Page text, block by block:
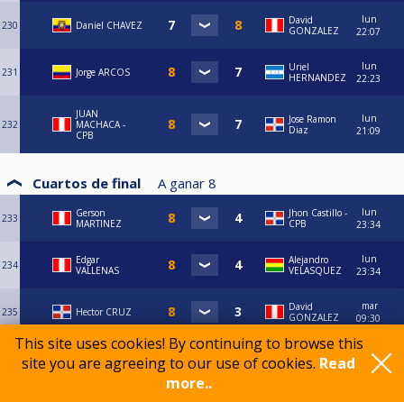
This site uses cookies! By continuing to browse this
site you are agreeing to our use of cookies. Read
more..
230 Daniel CHAVEZ
David
GONZALEZ
lun
22:07
231 Jorge ARCOS
Uriel
HERNANDEZ
lun
22:23
232
JUAN
MACHACA -
CPB
Jose Ramon
Diaz
lun
21:09
Cuartos de final A ganar 8
233
Gerson
MARTINEZ
Jhon Castillo -
CPB
lun
23:34
234
Edgar
VALLENAS
Alejandro
VELASQUEZ
lun
23:34
235 Hector CRUZ
David
GONZALEZ
mar
09:30
Jorge ARCOS
MACHACA -
mar
09:32